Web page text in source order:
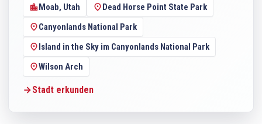
location_cityMoab, Utah location_onDead Horse Point State Park
location_onCanyonlands National Park
location_onIsland in the Sky im Canyonlands National Park
location_onWilson Arch
Stadt erkunden